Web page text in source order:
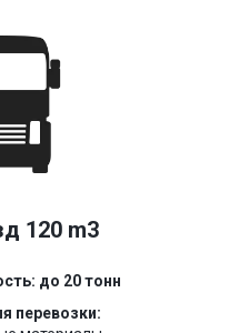
120 m3
до 20 тонн
перевозки: